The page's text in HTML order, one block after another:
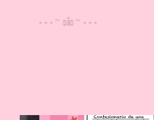
• • • ~ ʚĭɞ ~ • • •